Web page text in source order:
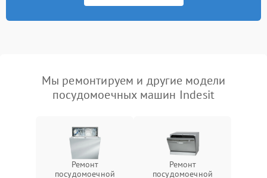
Мы ремонтируем и другие модели
посудомоечных машин Indesit
Ремонт
посудомоечной
Ремонт
посудомоечной